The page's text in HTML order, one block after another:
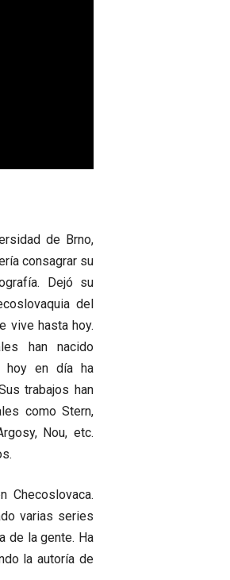
de Brno,
consagrar su
Dejó su
del
vive hasta hoy.
han nacido
hoy en día ha
trabajos han
como Stern,
Nou, etc.
Checoslovaca.
varias series
de la gente. Ha
la autoría de